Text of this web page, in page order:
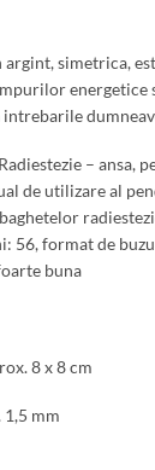
argint, simetrica,
energetice
– ansa,
de utilizare al
56, format de
buna
8 x 8 cm
1,5 mm